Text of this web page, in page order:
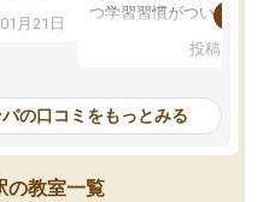
りまし
も気
以上の
受験ま
用しな
！
月21日
つ学習習慣がついてきま
指導が無い日も予定表
問できるのでとても助か
投稿日：
の口コミをもっとみる
の教室一覧